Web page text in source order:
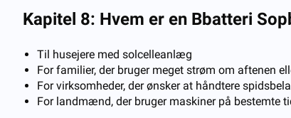
Kapitel 8: Hvem er en Bbatteri S
Til husejere med solcelleanlæg
For familier, der bruger meget strøm om aftenen
For virksomheder, der ønsker at håndtere
For landmænd, der bruger maskiner på bestemte